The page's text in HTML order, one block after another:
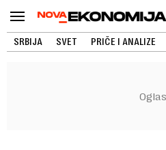
SRBIJA SVET PRIČE I ANALIZE